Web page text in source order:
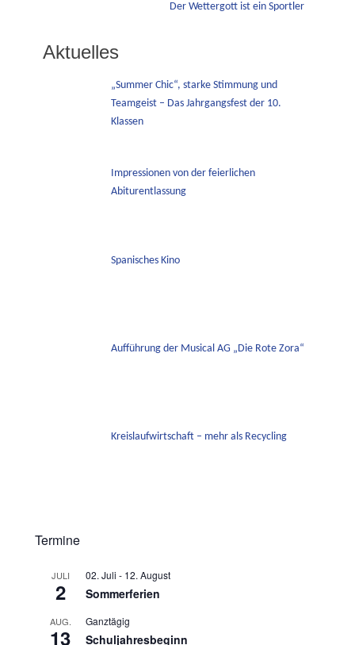
Der Wettergott ist ein Sportler
Aktuelles
„Summer Chic“, starke Stimmung und
Teamgeist – Das Jahrgangsfest der 10.
Klassen
Impressionen von der feierlichen
Abiturentlassung
Spanisches Kino
Aufführung der Musical AG „Die Rote Zora“
Kreislaufwirtschaft – mehr als Recycling
Termine
JULI
2
02. Juli - 12. August
Sommerferien
AUG.
13
Ganztägig
Schuljahresbeginn